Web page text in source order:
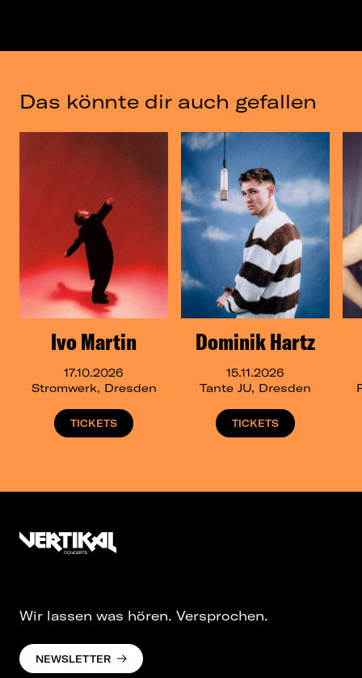
Das könnte dir auch gefallen
Ivo Martin
17.10.2026
Stromwerk, Dresden
TICKETS
Dominik Hartz
15.11.2026
Tante JU, Dresden
TICKETS
Wir lassen was hören. Versprochen.
NEWSLETTER